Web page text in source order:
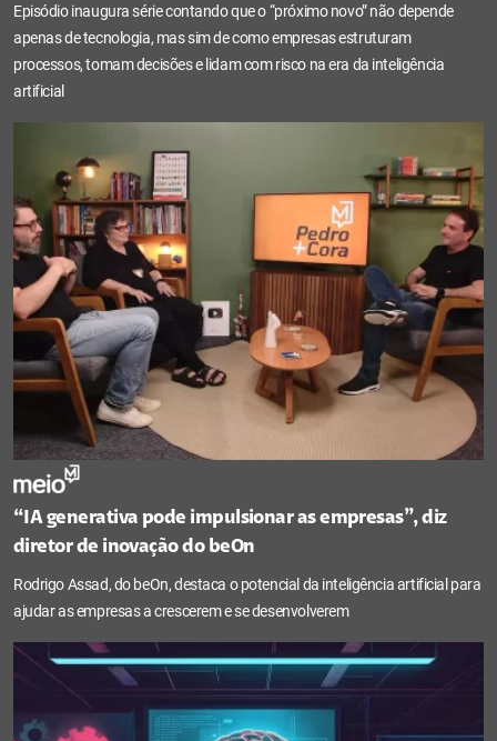
Episódio inaugura série contando que o “próximo novo” não depende
apenas de tecnologia, mas sim de como empresas estruturam
processos, tomam decisões e lidam com risco na era da inteligência
artificial
“IA generativa pode impulsionar as empresas”, diz
diretor de inovação do beOn
Rodrigo Assad, do beOn, destaca o potencial da inteligência artificial para
ajudar as empresas a crescerem e se desenvolverem